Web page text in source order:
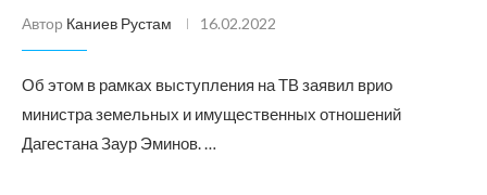
Автор Каниев Рустам 16.02.2022
Об этом в рамках выступления на ТВ заявил врио
министра земельных и имущественных отношений
Дагестана Заур Эминов. …